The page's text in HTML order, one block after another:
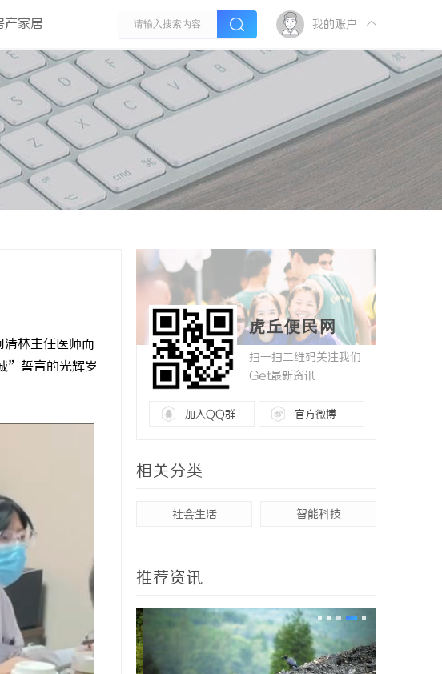
产家居 我的账户
清林主任医师而
”誓言的光辉岁
虎丘便民网
扫一扫二维码关注我们
Get最新资讯
加入QQ群 官方微博
相关分类
社会生活 智能科技
推荐资讯